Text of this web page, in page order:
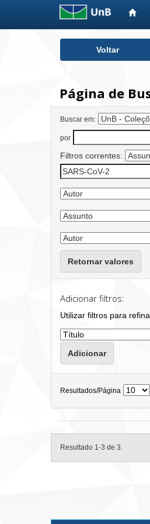
Voltar
Página de
Buscar em:
por
Filtros correntes:
Retornar valores
Adicionar filtros:
Utilizar filtros para
Resultados/Página
Resultado 1-3 de 3.